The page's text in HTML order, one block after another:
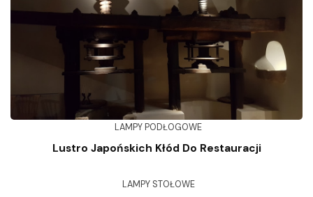
LAMPY PODŁOGOWE
Lustro Japońskich Kłód Do Restauracji
LAMPY STOŁOWE